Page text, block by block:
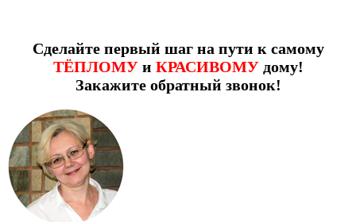
Сделайте первый шаг на пути к самому
ТЁПЛОМУи КРАСИВОМУдому!
Закажите обратный звонок!